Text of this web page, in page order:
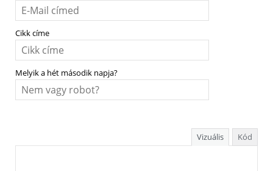
Cikk címe
Melyik a hét második napja?
Vizuális Kód